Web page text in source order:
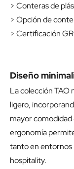
> Conteras de
> Opción de
> Certificación
Diseño
La colección TAO
ligero,
mayor comodidad
ergonomía
tanto en entornos
hospitality.